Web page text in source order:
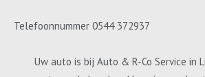
Telefoonnummer 0544 372937
Uw auto is bij Auto & R-Co Service in